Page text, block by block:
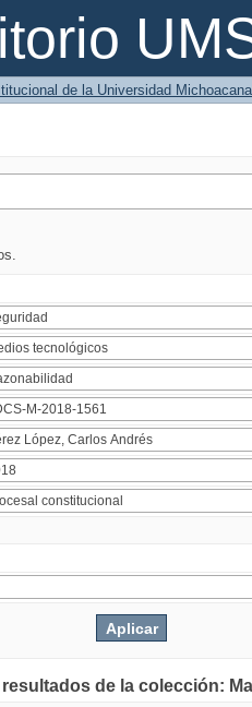
de la Universidad
de la colección: